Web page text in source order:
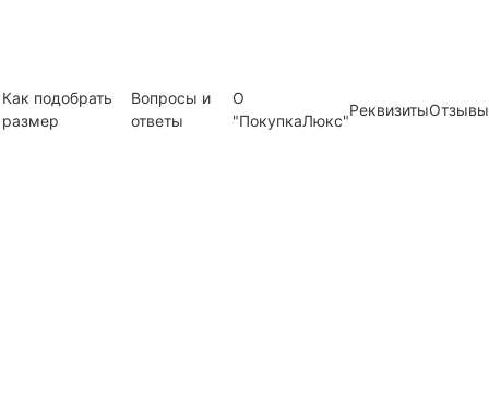
Как подобрать
размер
Вопросы и
ответы
О
"ПокупкаЛюкс"
РеквизитыОтзывы